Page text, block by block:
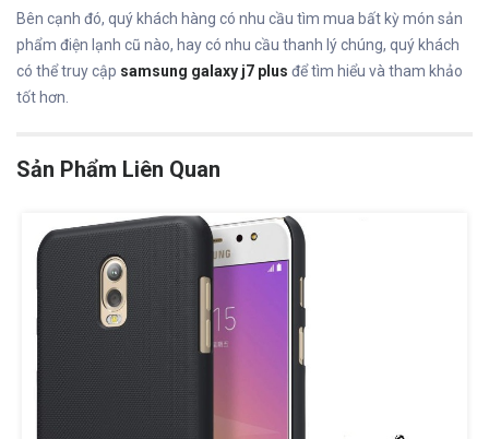
Bên cạnh đó, quý khách hàng có nhu cầu tìm mua bất kỳ món sản
phẩm điện lạnh cũ nào, hay có nhu cầu thanh lý chúng, quý khách
có thể truy cập samsung galaxy j7 plus để tìm hiểu và tham khảo
tốt hơn.
Sản Phẩm Liên Quan